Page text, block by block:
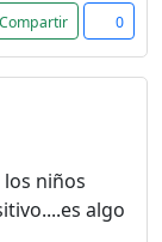
Compartir 0
niños
algo